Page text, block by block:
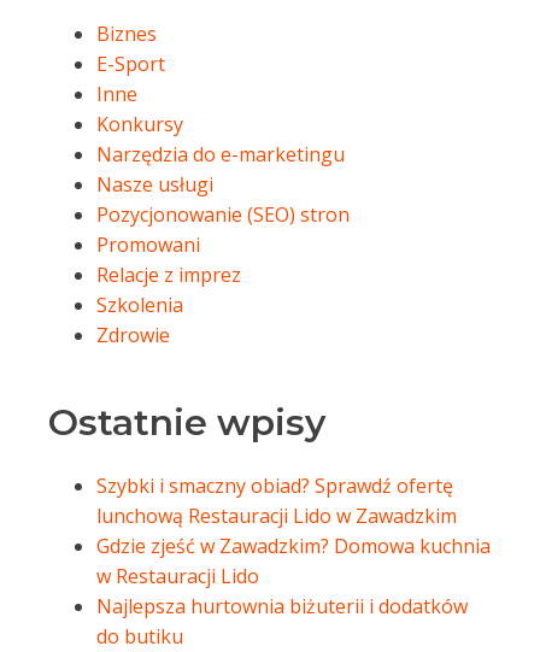
Biznes
E-Sport
Inne
Konkursy
Narzędzia do e-marketingu
Nasze usługi
Pozycjonowanie (SEO) stron
Promowani
Relacje z imprez
Szkolenia
Zdrowie
Ostatnie wpisy
Szybki i smaczny obiad? Sprawdź ofertę
lunchową Restauracji Lido w Zawadzkim
Gdzie zjeść w Zawadzkim? Domowa kuchnia
w Restauracji Lido
Najlepsza hurtownia biżuterii i dodatków
do butiku